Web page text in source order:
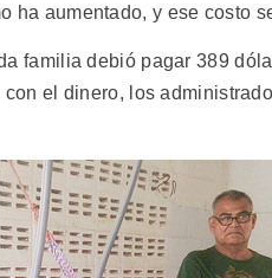
ha aumentado, y ese costo
familia debió pagar 389
el dinero, los